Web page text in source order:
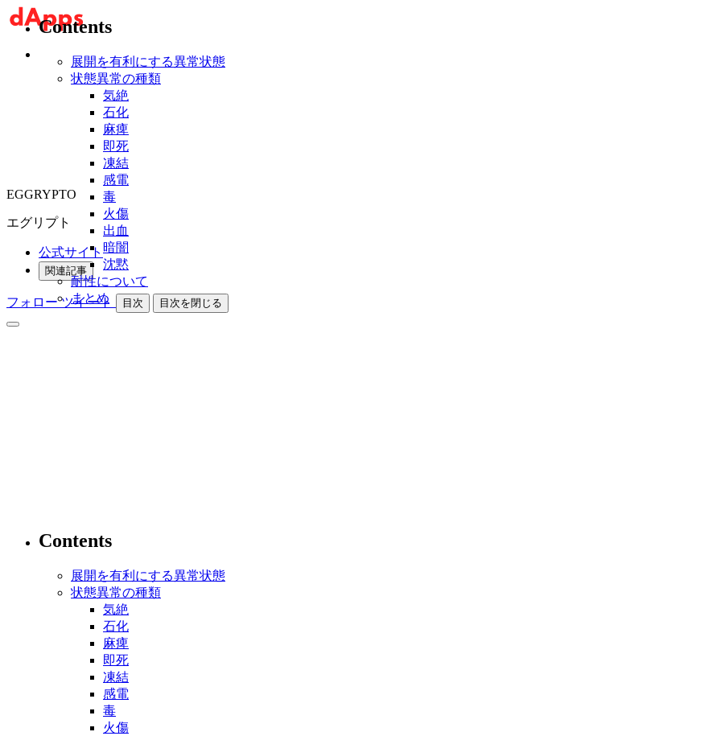
EGGRYPTO
エグリプト
公式サイト
関連記事
フォロー ツイート 目次 目次を閉じる
Contents
展開を有利にする異常状態
状態異常の種類
気絶
石化
麻痺
即死
凍結
感電
毒
火傷
出血
暗闇
沈黙
耐性について
まとめ
Contents
展開を有利にする異常状態
状態異常の種類
気絶
石化
麻痺
即死
凍結
感電
毒
火傷